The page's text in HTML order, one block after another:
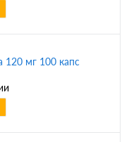
120 мг 100 капс